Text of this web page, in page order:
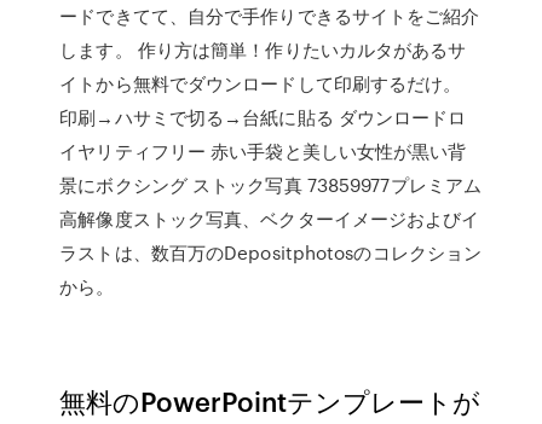
ードできてて、自分で手作りできるサイトをご紹介
します。 作り方は簡単！作りたいカルタがあるサ
イトから無料でダウンロードして印刷するだけ。
印刷→ハサミで切る→台紙に貼る ダウンロードロ
イヤリティフリー 赤い手袋と美しい女性が黒い背
景にボクシング ストック写真 73859977プレミアム
高解像度ストック写真、ベクターイメージおよびイ
ラストは、数百万のDepositphotosのコレクション
から。
無料のPowerPointテンプレートが